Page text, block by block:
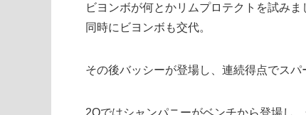
ビヨンボが何とかリムプロテクトを試み
同時にビヨンボも交代。
その後バッシーが登場し、連続得点でスパ
2Qではシャンパニーがベンチから登場し